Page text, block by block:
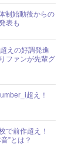
制始動後からの
表も
えの好調発進
ファンが先輩グ
超え！
で前作超え！
”とは？